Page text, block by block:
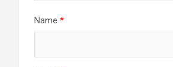
Name *